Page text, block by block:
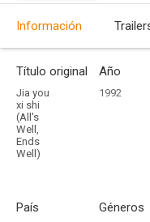
Información
Título original
Jia you
xi shi
(All's
Well,
Ends
Well)
Año
1992
País Géneros